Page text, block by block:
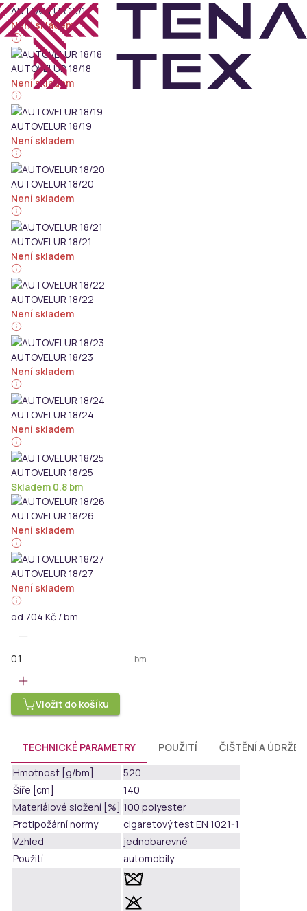
AUTOVELUR 18/17
Není skladem
AUTOVELUR 18/18
Není skladem
AUTOVELUR 18/19
Není skladem
AUTOVELUR 18/20
Není skladem
AUTOVELUR 18/21
Není skladem
AUTOVELUR 18/22
Není skladem
AUTOVELUR 18/23
Není skladem
AUTOVELUR 18/24
Není skladem
AUTOVELUR 18/25
Skladem 0.8 bm
AUTOVELUR 18/26
Není skladem
AUTOVELUR 18/27
Není skladem
od 704 Kč / bm
bm
Vložit do košíku
TECHNICKÉ PARAMETRY POUŽITÍ
ČIŠTĚNÍ A ÚDRŽBA
Hmotnost [g/bm]
520
Šíře [cm]
140
Materiálové složení [%] 100 polyester
Protipožární normy
cigaretový test EN 1021-1
Vzhled
jednobarevné
Použití
automobily